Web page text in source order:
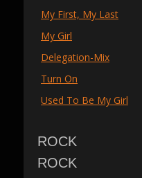
My First, My Last
My Girl
Delegation-Mix
Turn On
Used To Be My Girl
ROCK
ROCK